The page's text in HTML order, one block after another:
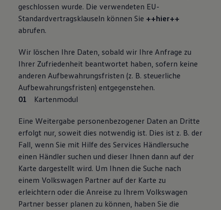
geschlossen wurde. Die verwendeten EU-
Standardvertragsklauseln können Sie ++hier++
abrufen.
Wir löschen Ihre Daten, sobald wir Ihre Anfrage zu
Ihrer Zufriedenheit beantwortet haben, sofern keine
anderen Aufbewahrungsfristen (z. B. steuerliche
Aufbewahrungsfristen) entgegenstehen.
Kartenmodul
Eine Weitergabe personenbezogener Daten an Dritte
erfolgt nur, soweit dies notwendig ist. Dies ist z. B. der
Fall, wenn Sie mit Hilfe des Services Händlersuche
einen Händler suchen und dieser Ihnen dann auf der
Karte dargestellt wird. Um Ihnen die Suche nach
einem Volkswagen Partner auf der Karte zu
erleichtern oder die Anreise zu Ihrem Volkswagen
Partner besser planen zu können, haben Sie die